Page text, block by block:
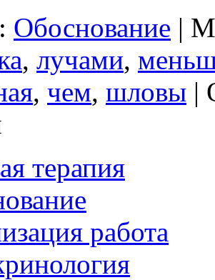
Обоснование |
, лучами,
, чем, шловы |
терапия
работа